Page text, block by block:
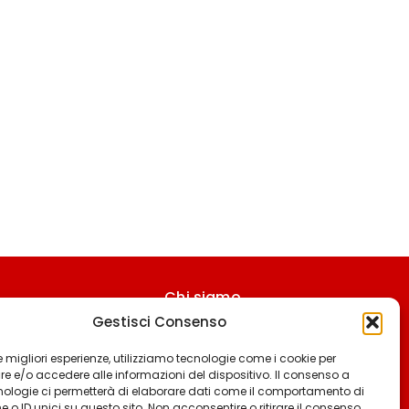
Gestisci Consenso
migliori esperienze, utilizziamo tecnologie come i cookie per
e/o accedere alle informazioni del dispositivo. Il consenso a
ci permetterà di elaborare dati come il comportamento di
Chi siamo
Contattaci
Termini & Condizioni
Cookie policy